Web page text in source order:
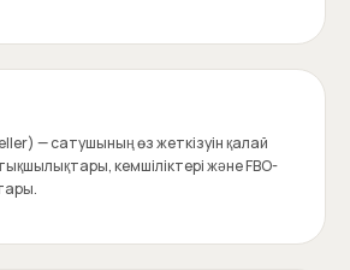
— сатушының өз жеткізуін қалай
кемшіліктері және FBO-